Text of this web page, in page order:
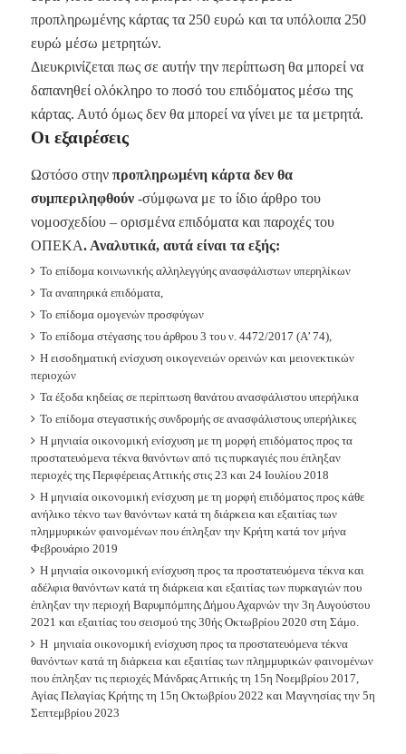
προπληρωμένης κάρτας τα 250 ευρώ και τα υπόλοιπα 250
ευρώ μέσω μετρητών.
Διευκρινίζεται πως σε αυτήν την περίπτωση θα μπορεί να
δαπανηθεί ολόκληρο το ποσό του επιδόματος μέσω της
κάρτας. Αυτό όμως δεν θα μπορεί να γίνει με τα μετρητά.
Οι εξαιρέσεις
Ωστόσο στην προπληρωμένη κάρτα δεν θα
συμπεριληφθούν-σύμφωνα με το ίδιο άρθρο του
νομοσχεδίου – ορισμένα επιδόματα και παροχές του
ΟΠΕΚΑ. Αναλυτικά, αυτά είναι τα εξής:
Το επίδομα κοινωνικής αλληλεγγύης ανασφάλιστων υπερηλίκων
Τα αναπηρικά επιδόματα,
Το επίδομα ομογενών προσφύγων
Το επίδομα στέγασης του άρθρου 3 του ν. 4472/2017 (Α’ 74),
Η εισοδηματική ενίσχυση οικογενειών ορεινών και μειονεκτικών
περιοχών
Τα έξοδα κηδείας σε περίπτωση θανάτου ανασφάλιστου υπερήλικα
Το επίδομα στεγαστικής συνδρομής σε ανασφάλιστους υπερήλικες
Η μηνιαία οικονομική ενίσχυση με τη μορφή επιδόματος προς τα
προστατευόμενα τέκνα θανόντων από τις πυρκαγιές που έπληξαν
περιοχές της Περιφέρειας Αττικής στις 23 και 24 Ιουλίου 2018
Η μηνιαία οικονομική ενίσχυση με τη μορφή επιδόματος προς κάθε
ανήλικο τέκνο των θανόντων κατά τη διάρκεια και εξαιτίας των
πλημμυρικών φαινομένων που έπληξαν την Κρήτη κατά τον μήνα
Φεβρουάριο 2019
Η μηνιαία οικονομική ενίσχυση προς τα προστατευόμενα τέκνα και
αδέλφια θανόντων κατά τη διάρκεια και εξαιτίας των πυρκαγιών που
έπληξαν την περιοχή Βαρυμπόμπης Δήμου Αχαρνών την 3η Αυγούστου
2021 και εξαιτίας του σεισμού της 30ής Οκτωβρίου 2020 στη Σάμο.
Η μηνιαία οικονομική ενίσχυση προς τα προστατευόμενα τέκνα
θανόντων κατά τη διάρκεια και εξαιτίας των πλημμυρικών φαινομένων
που έπληξαν τις περιοχές Μάνδρας Αττικής τη 15η Νοεμβρίου 2017,
Αγίας Πελαγίας Κρήτης τη 15η Οκτωβρίου 2022 και Μαγνησίας την 5η
Σεπτεμβρίου 2023